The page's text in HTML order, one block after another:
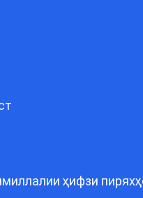
ҳифзи